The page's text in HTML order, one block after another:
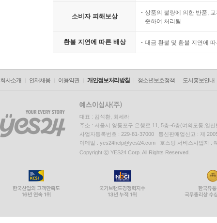
소비자 피해보상
상품의 불량에 의한 반품,
준하여 처리됨
환불 지연에 따른 배상 대금 환불 및 환불 지연에
회사소개 인재채용 이용약관 개인정보처리방침 청소년보호정책 도서홍보안내
대표 : 김석환, 최세라
주소 : 서울시 영등포구 은행로 11, 5층~6층(여의도동,일신
사업자등록번호 : 229-81-37000 통신판매업신고 : 제
이메일 : yes24help@yes24.com 호스팅 서비스사업자 :
Copyright ⓒ YES24 Corp. All Rights Reserved.